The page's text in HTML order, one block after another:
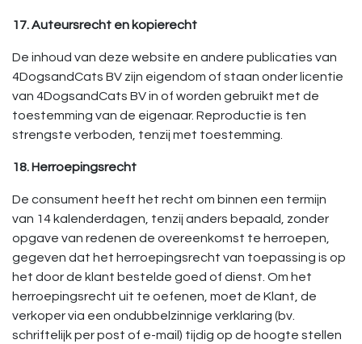
17. Auteursrecht en kopierecht
De inhoud van deze website en andere publicaties van
4DogsandCats BV zijn eigendom of staan onder licentie
van 4DogsandCats BV in of worden gebruikt met de
toestemming van de eigenaar. Reproductie is ten
strengste verboden, tenzij met toestemming.
18. Herroepingsrecht
De consument heeft het recht om binnen een termijn
van 14 kalenderdagen, tenzij anders bepaald, zonder
opgave van redenen de overeenkomst te herroepen,
gegeven dat het herroepingsrecht van toepassing is op
het door de klant bestelde goed of dienst. Om het
herroepingsrecht uit te oefenen, moet de Klant, de
verkoper via een ondubbelzinnige verklaring (bv.
schriftelijk per post of e-mail) tijdig op de hoogte stellen